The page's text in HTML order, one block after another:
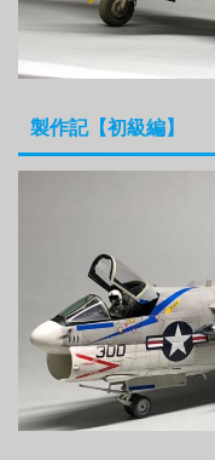
製作記【初級編】